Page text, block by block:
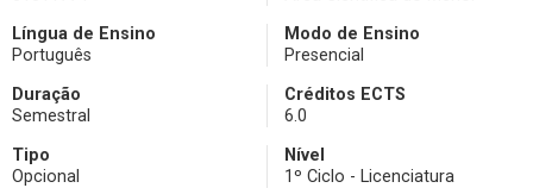
Língua de Ensino
Português
Modo de Ensino
Presencial
Duração
Semestral
Créditos ECTS
6.0
Tipo
Opcional
Nível
1º Ciclo - Licenciatura